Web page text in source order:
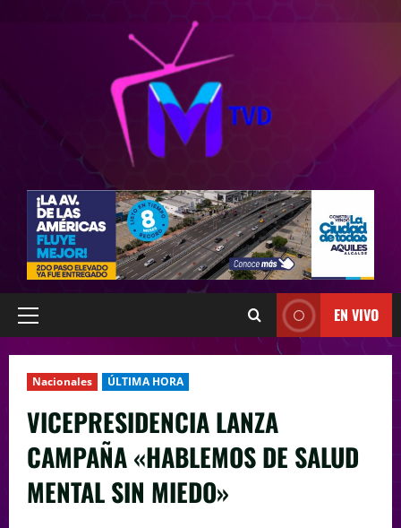
EN VIVO
Nacionales ÚLTIMA HORA
VICEPRESIDENCIA LANZA
CAMPAÑA «HABLEMOS DE SALUD
MENTAL SIN MIEDO»